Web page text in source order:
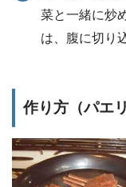
菜と一緒に炒
は、腹に切り
作り方（パエ